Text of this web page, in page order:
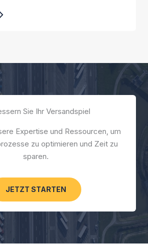
Sie Ihr Versandspiel
Expertise und Ressourcen, um
zu optimieren und Zeit zu
sparen.
JETZT STARTEN